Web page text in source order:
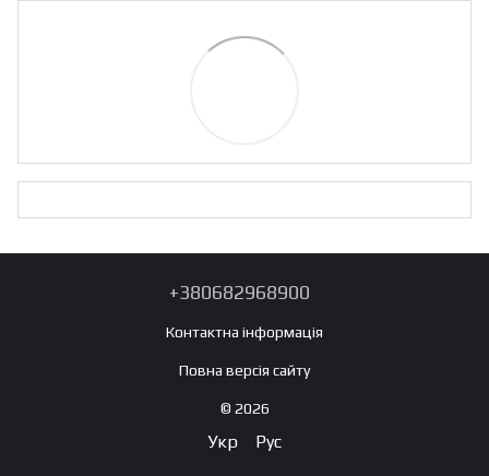
+380682968900
Контактна інформація
Повна версія сайту
© 2026
Укр Рус